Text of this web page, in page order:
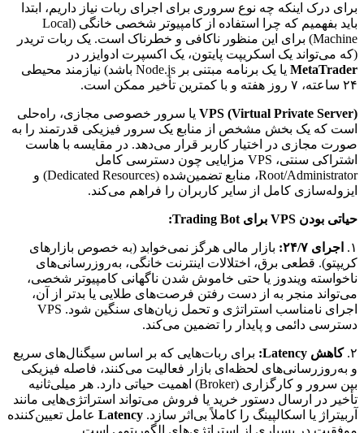
برای درک اینکه چه نوع سروری برای اجرای ربات نیاز داریم، ابتدا
باید بفهمیم که چرا استفاده از کامپیوتر شخصی خانگی (Local
Machine) برای این منظور ناکافی و خطرناک است. یک ربات تریدر
(که می‌تواند یک اسکریپت پایتون، یک اکسپرت ادوایزر در
MetaTrader
یا یک برنامه مبتنی بر Node.js باشد) نیازمند محیطی
۲۴ ساعته، ۷ روز هفته و با کمترین تأخیر ممکن است.
VPS (Virtual Private Server) یا سرور خصوصی مجازی، راه‌حلی
است که یک بخش مشخص از منابع یک سرور فیزیکی قدرتمند را به
صورت مجازی در اختیار کاربر قرار می‌دهد. در مقایسه با هاست
اشتراکی سنتی، VPS مزایایی چون دسترسی کامل
Root/Administrator، منابع تضمین‌شده (Dedicated Resources) و
ایزوله‌سازی کامل از سایر کاربران را فراهم می‌کند.
حیاتی بودن VPS برای Trading Bot:
۱. اجرای ۲۴/۷:
بازار مالی هرگز نمی‌خوابد (به خصوص بازارهای
کریپتو). قطعی برق، اختلالات اینترنت خانگی، به‌روزرسانی‌های
ناخواسته ویندوز یا حتی خاموش شدن ناگهانی کامپیوتر شخصی،
می‌تواند منجر به از دست رفتن فرصت‌های طلایی یا بدتر از آن،
اجرای نامناسب استراتژی و تحمل زیان‌های سنگین شود. VPS
دسترسی دائمی و پایدار را تضمین می‌کند.
۲. کاهش Latency:
برای ربات‌هایی که بر اساس سیگنال‌های سریع
و به‌روزرسانی‌های لحظه‌ای بازار فعالیت می‌کنند، فاصله فیزیکی
بین سرور و کارگزاری (Broker) اهمیت حیاتی دارد. هر میلی‌ثانیه
تأخیر در ارسال دستور خرید یا فروش می‌تواند استراتژی‌هایی مانند
آربیتراژ یا اسکالپینگ را کاملاً بی‌اثر سازد. Latency عامل تعیین‌کننده